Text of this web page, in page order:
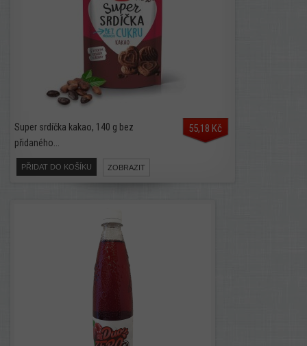
Super srdíčka kakao, 140 g bez
přidaného...
55,18 Kč
PŘIDAT DO KOŠÍKU ZOBRAZIT